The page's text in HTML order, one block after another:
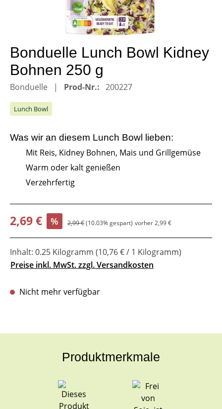
Bonduelle Lunch Bowl Kidney
Bohnen 250 g
Bonduelle Prod-Nr.: 200227
Lunch Bowl
Was wir an diesem Lunch Bowl lieben:
Mit Reis, Kidney Bohnen, Mais und Grillgemüse
Warm oder kalt genießen
Verzehrfertig
Verkaufspreis:
2,69 € % Regulärer Preis:
2,99 €(10.03% gespart) vorher 2,99 €
Inhalt: 0.25 Kilogramm (10,76 € / 1 Kilogramm)
Preise inkl. MwSt. zzgl. Versandkosten
Nicht mehr verfügbar
Produktmerkmale